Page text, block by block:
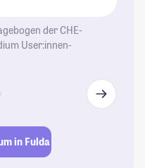
der CHE-
User:innen-
in Fulda